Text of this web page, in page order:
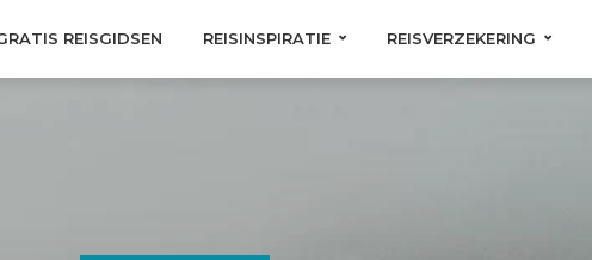
REISGIDSEN REISINSPIRATIE REISVERZEKERING